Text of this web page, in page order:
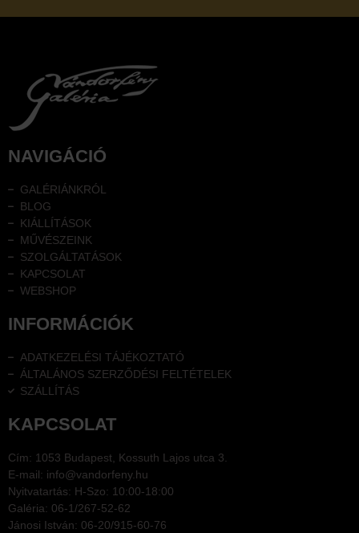
NAVIGÁCIÓ
GALÉRIÁNKRÓL
BLOG
KIÁLLÍTÁSOK
MŰVÉSZEINK
SZOLGÁLTATÁSOK
KAPCSOLAT
WEBSHOP
INFORMÁCIÓK
ADATKEZELÉSI TÁJÉKOZTATÓ
ÁLTALÁNOS SZERZŐDÉSI FELTÉTELEK
SZÁLLÍTÁS
KAPCSOLAT
Cím: 1053 Budapest, Kossuth Lajos utca 3.
E-mail: info@vandorfeny.hu
Nyitvatartás: H-Szo: 10:00-18:00
Galéria: 06-1/267-52-62
Jánosi István: 06-20/915-60-76